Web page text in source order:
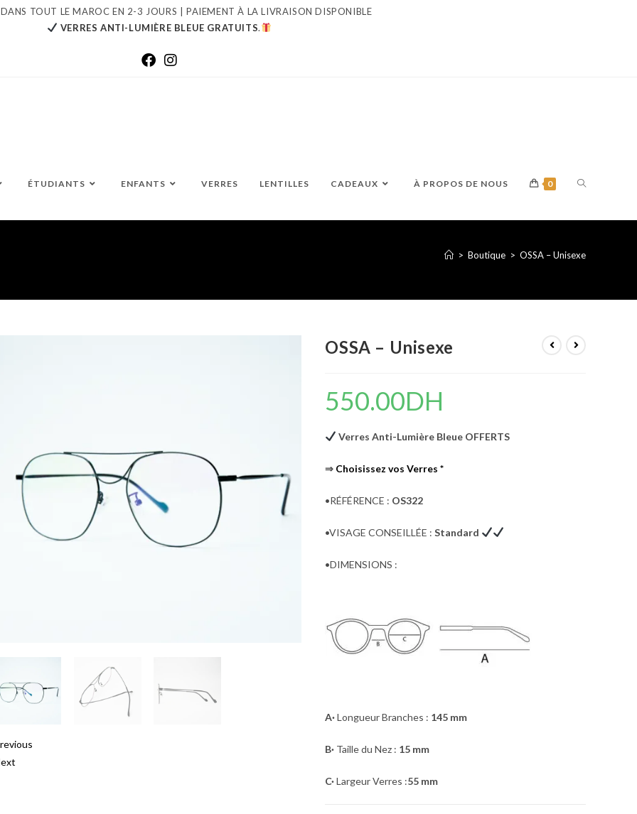
TOUT LE MAROC EN 2-3 JOURS | PAIEMENT À LA LIVRAISON DISPONIBLE
VERRES ANTI-LUMIÈRE BLEUE GRATUITS.
ÉTUDIANTS ENFANTS VERRES LENTILLES CADEAUX À PROPOS DE NOUS 0 TOGGLE
WEBSITE
> Boutique > OSSA – Unisexe
OSSA – Unisexe
550.00DH
Verres Anti-Lumière Bleue OFFERTS
⇒ Choisissez vos Verres*
•RÉFÉRENCE : OS322
•VISAGE CONSEILLÉE :Standard
•DIMENSIONS :
A·Longueur Branches : 145 mm
B· Taille du Nez : 15 mm
C·Largeur Verres :55 mm